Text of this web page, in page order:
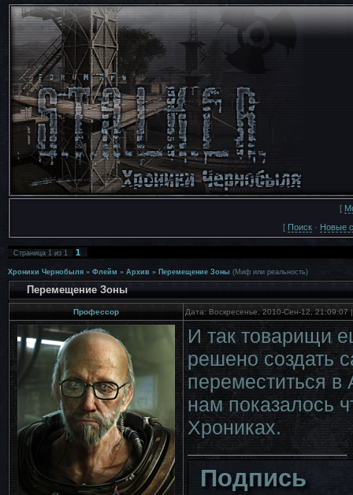
[
[ Поиск · Новые
Страница1из1 1
Хроники Чернобыля » Флейм » Архив » Перемещение Зоны (Миф или реальность)
Перемещение Зоны
Профессор Дата: Воскресенье, 2010-Сен-12,
И так товарищи
решено создать
переместиться в
нам показалось
Хрониках.
Подпись